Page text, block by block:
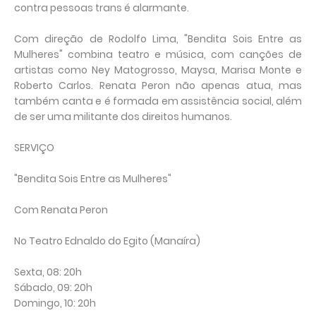
contra pessoas trans é alarmante.
Com direção de Rodolfo Lima, "Bendita Sois Entre as
Mulheres" combina teatro e música, com canções de
artistas como Ney Matogrosso, Maysa, Marisa Monte e
Roberto Carlos. Renata Peron não apenas atua, mas
também canta e é formada em assistência social, além
de ser uma militante dos direitos humanos.
SERVIÇO
"Bendita Sois Entre as Mulheres"
Com Renata Peron
No Teatro Ednaldo do Egito (Manaíra)
Sexta, 08: 20h
Sábado, 09: 20h
Domingo, 10: 20h